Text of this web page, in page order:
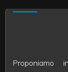
Proponiamo
mq